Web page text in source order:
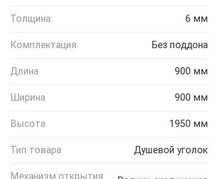
Толщина 6 мм
Комплектация Без поддона
Длина 900 мм
Ширина 900 мм
Высота 1950 мм
Тип товара Душевой уголок
Механизм открытия